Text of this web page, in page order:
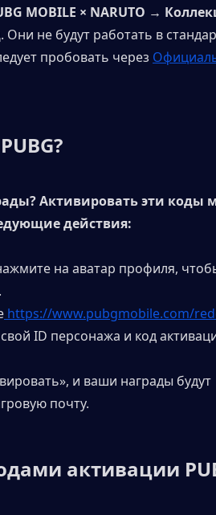
MOBILE × NARUTO →
. Они не будут работать в
пробовать через
Активировать эти коды
действия:
на аватар профиля,
https://www.pubgmobile.com/
ID персонажа и код
и ваши награды будут
почту.
активации